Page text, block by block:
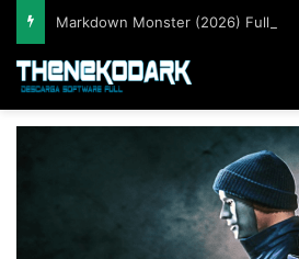
Markdown Monster (2026) Full